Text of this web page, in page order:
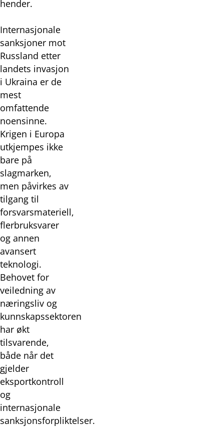
hender.
Internasjonale
sanksjoner mot
Russland etter
landets invasjon
i Ukraina er de
mest
omfattende
noensinne.
Krigen i Europa
utkjempes ikke
bare på
slagmarken,
men påvirkes av
tilgang til
forsvarsmateriell,
flerbruksvarer
og annen
avansert
teknologi.
Behovet for
veiledning av
næringsliv og
kunnskapssektoren
har økt
tilsvarende,
både når det
gjelder
eksportkontroll
og
internasjonale
sanksjonsforpliktelser.